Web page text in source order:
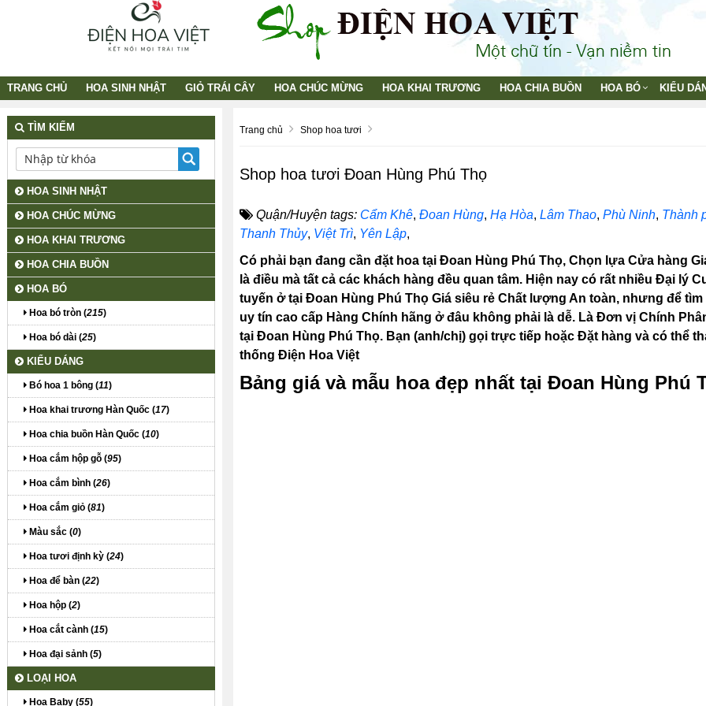
TRANG CHỦ HOA SINH NHẬT GIỎ TRÁI CÂY HOA CHÚC MỪNG HOA KHAI TRƯƠNG HOA CHIA BUỒN HOA BÓ KIỂU
Trang chủ Shop hoa tươi
Shop hoa tươi Đoan Hùng Phú Thọ
Quận/Huyện tags: Cẩm Khê, Đoan Hùng, Hạ Hòa, Lâm Thao, Phù Ninh, Thành
Thanh Thủy, Việt Trì, Yên Lập,
Có phải bạn đang cần đặt hoa tại Đoan Hùng Phú Thọ, Chọn lựa Cửa hàng
là điều mà tất cả các khách hàng đều quan tâm. Hiện nay có rất nhiều Đại lý
tuyến ở tại Đoan Hùng Phú Thọ Giá siêu rẻ Chất lượng An toàn, nhưng để
uy tín cao cấp Hàng Chính hãng ở đâu không phải là dễ. Là Đơn vị Chính
tại Đoan Hùng Phú Thọ. Bạn (anh/chị) gọi trực tiếp hoặc Đặt hàng và có thể
thống Điện Hoa Việt
Bảng giá và mẫu hoa đẹp nhất tại Đoan Hùng Phú
TÌM KIẾM
HOA SINH NHẬT
HOA CHÚC MỪNG
HOA KHAI TRƯƠNG
HOA CHIA BUỒN
HOA BÓ
Hoa bó tròn (215)
Hoa bó dài (25)
KIỂU DÁNG
Bó hoa 1 bông (11)
Hoa khai trương Hàn Quốc (17)
Hoa chia buồn Hàn Quốc (10)
Hoa cắm hộp gỗ (95)
Hoa cắm bình (26)
Hoa cắm giỏ (81)
Màu sắc (0)
Hoa tươi định kỳ (24)
Hoa để bàn (22)
Hoa hộp (2)
Hoa cắt cành (15)
Hoa đại sảnh (5)
LOẠI HOA
Hoa Baby (55)